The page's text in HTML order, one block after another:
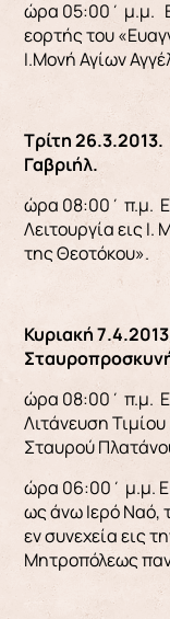
ώρα 05:00΄ μ.μ.
εορτής του
Ι.Μονή Αγίων
Τρίτη
Γαβριήλ.
ώρα 08:00΄ π.μ.
Λειτουργία εις
της Θεοτόκου».
Κυριακή
ώρα 08:00΄ π.μ.
Λιτάνευση
Σταυρού
ώρα 06:00΄ μ.μ.
ως άνω Ιερό Ναό,
εν συνεχεία εις
Μητροπόλεως